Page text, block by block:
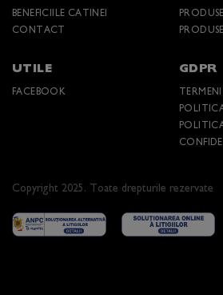
BENEFICIILE CATINEI
CONTACT
UTILE
FACEBOOK
GDPR
Copyright 2025. Toate drepturile rezervate